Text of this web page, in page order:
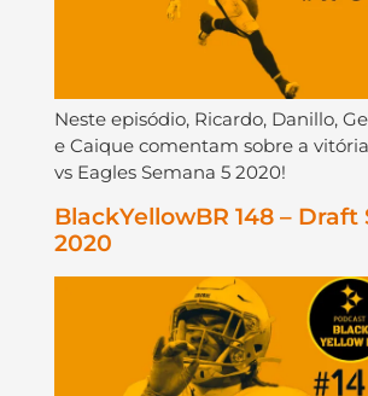
Neste episódio, Ricardo, Danillo,
e Caique comentam sobre a
vs Eagles Semana 5 2020!
BlackYellowBR 148 – Draft
2020